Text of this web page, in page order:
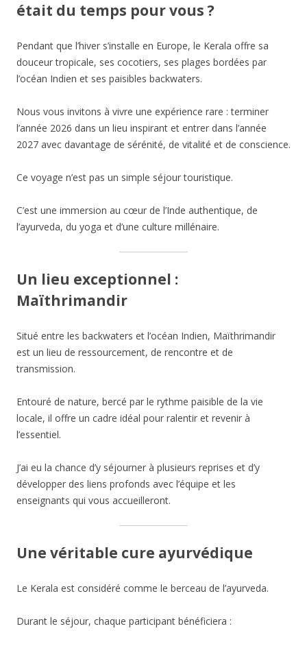
était du temps pour vous ?
Pendant que l’hiver s’installe en Europe, le Kerala offre sa
douceur tropicale, ses cocotiers, ses plages bordées par
l’océan Indien et ses paisibles backwaters.
Nous vous invitons à vivre une expérience rare : terminer
l’année 2026 dans un lieu inspirant et entrer dans l’année
2027 avec davantage de sérénité, de vitalité et de conscience.
Ce voyage n’est pas un simple séjour touristique.
C’est une immersion au cœur de l’Inde authentique, de
l’ayurveda, du yoga et d’une culture millénaire.
Un lieu exceptionnel :
Maïthrimandir
Situé entre les backwaters et l’océan Indien, Maïthrimandir
est un lieu de ressourcement, de rencontre et de
transmission.
Entouré de nature, bercé par le rythme paisible de la vie
locale, il offre un cadre idéal pour ralentir et revenir à
l’essentiel.
J’ai eu la chance d’y séjourner à plusieurs reprises et d’y
développer des liens profonds avec l’équipe et les
enseignants qui vous accueilleront.
Une véritable cure ayurvédique
Le Kerala est considéré comme le berceau de l’ayurveda.
Durant le séjour, chaque participant bénéficiera :